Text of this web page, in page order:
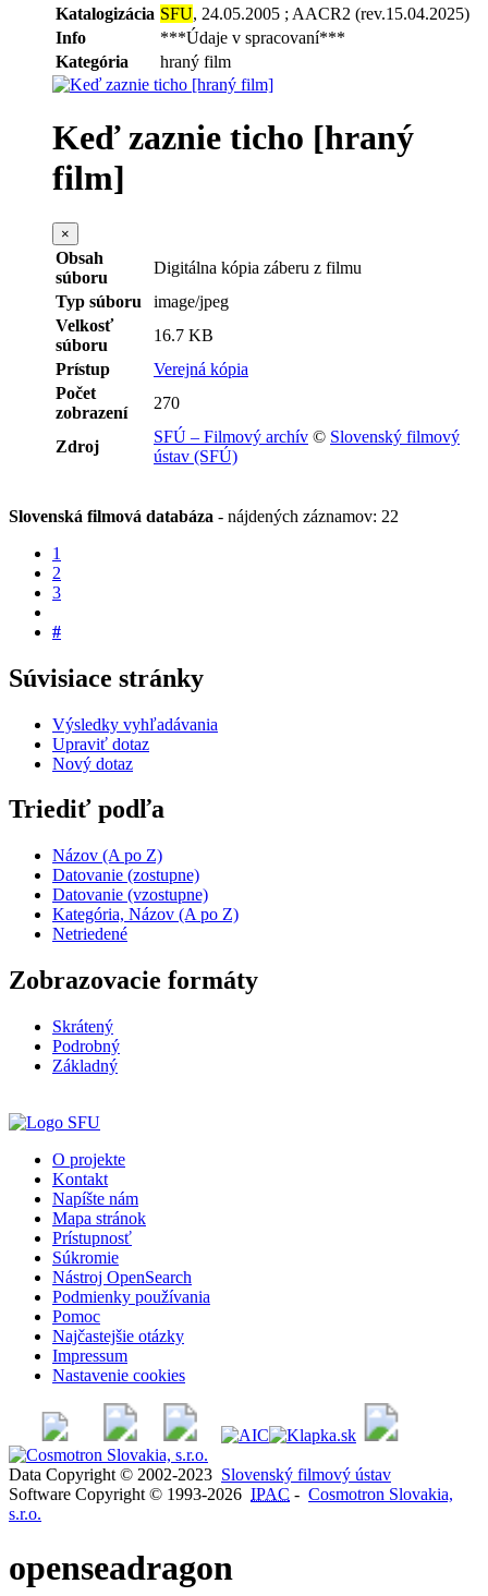
Katalogizácia SFU, 24.05.2005 ; AACR2 (rev.15.04.2025)
Info
***Údaje v spracovaní***
Kategória
hraný film
Keď zaznie ticho [hraný
film]
×
Obsah
súboru
Digitálna kópia záberu z filmu
Typ súboru
image/jpeg
Velkosť
súboru
16.7 KB
Prístup
Verejná kópia
Počet
zobrazení
270
Zdroj
SFÚ – Filmový archív © Slovenský filmový
ústav (SFÚ)
Slovenská filmová databáza - nájdených záznamov: 22
1
2
3
#
Súvisiace stránky
Výsledky vyhľadávania
Upraviť dotaz
Nový dotaz
Triediť podľa
Názov (A po Z)
Datovanie (zostupne)
Datovanie (vzostupne)
Kategória, Názov (A po Z)
Netriedené
Zobrazovacie formáty
Skrátený
Podrobný
Základný
O projekte
Kontakt
Napíšte nám
Mapa stránok
Prístupnosť
Súkromie
Nástroj OpenSearch
Podmienky používania
Pomoc
Najčastejšie otázky
Impressum
Nastavenie cookies
Data Copyright © 2002-2023 Slovenský filmový ústav
Software Copyright © 1993-2026 IPAC - Cosmotron Slovakia,
s.r.o.
openseadragon